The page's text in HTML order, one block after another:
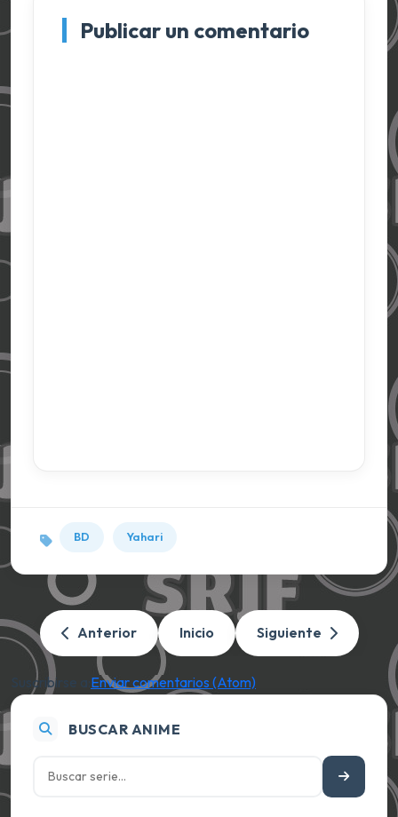
Publicar un comentario
BD Yahari
Anterior Inicio Siguiente
Suscribirse a:Enviar comentarios (Atom)
BUSCAR ANIME